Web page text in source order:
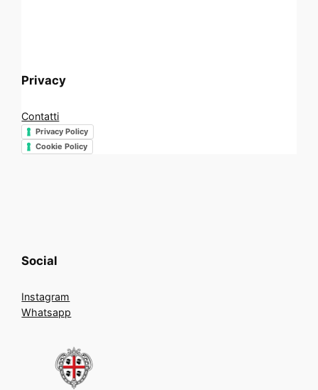
Privacy
Contatti
Privacy Policy
Cookie Policy
Social
Instagram
Whatsapp